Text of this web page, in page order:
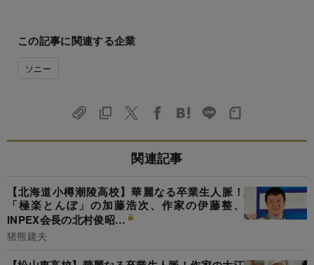
この記事に関連する企業
ソニー
関連記事
【北海道小樽潮陵高校】華麗なる卒業生人脈！
「極楽とんぼ」の加藤浩次、作家の伊藤整、
INPEX会長の北村俊昭…
猪熊建夫